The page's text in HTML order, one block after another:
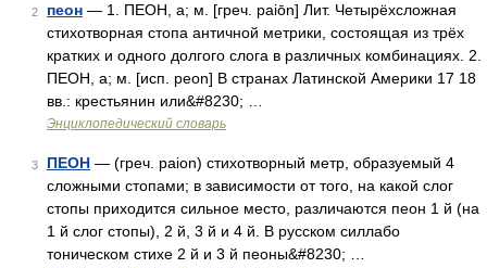
2 пеон — 1. ПЕОН, а; м. [греч. paiōn] Лит. Четырёхсложная
стихотворная стопа античной метрики, состоящая из трёх
кратких и одного долгого слога в различных комбинациях. 2.
ПЕОН, а; м. [исп. peon] В странах Латинской Америки 17 18
вв.: крестьянин или&#8230; …
Энциклопедический словарь
3 ПЕОН — (греч. paion) стихотворный метр, образуемый 4
сложными стопами; в зависимости от того, на какой слог
стопы приходится сильное место, различаются пеон 1 й (на
1 й слог стопы), 2 й, 3 й и 4 й. В русском силлабо
тоническом стихе 2 й и 3 й пеоны&#8230; …